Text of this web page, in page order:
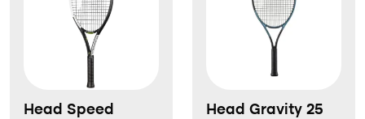
Head Speed
Head Gravity 25